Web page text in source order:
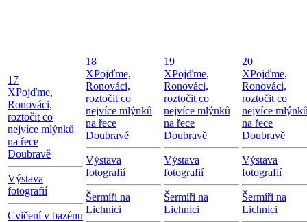
17
XPojďme,
Ronováci,
roztočit co
nejvíce mlýnků
na řece
Doubravě
Výstava
fotografií
Cvičení v bazénu
18
XPojďme,
Ronováci,
roztočit co
nejvíce mlýnků
na řece
Doubravě
Výstava
fotografií
Šermíři na
Lichnici
19
XPojďme,
Ronováci,
roztočit co
nejvíce mlýnků
na řece
Doubravě
Výstava
fotografií
Šermíři na
Lichnici
20
XPojďme,
Ronováci,
roztočit co
nejvíce
na řece
Doubravě
Výstava
fotografií
Šermíři na
Lichnici